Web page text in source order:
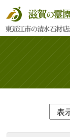
東近江市の清水石材
滋賀の霊